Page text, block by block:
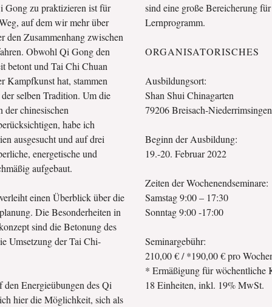
Gong zu praktizieren ist für
auf dem wir mehr über
den Zusammenhang zwischen
Obwohl Qi Gong den
betont und Tai Chi Chuan
Kampfkunst hat, stammen
selben Tradition. Um die
der chinesischen
habe ich
ausgesucht und auf drei
energetische und
aufgebaut.
einen Überblick über die
Die Besonderheiten in
sind die Betonung des
Umsetzung der Tai Chi-
Energieübungen des Qi
hier die Möglichkeit, sich als
sind eine große Bereicherung
Lernprogramm.
ORGANISATORISCHES
Ausbildungsort:
Shan Shui Chinagarten
79206 Breisach-
Beginn der Ausbildung:
19.-20. Februar 2022
Zeiten der Wochenendseminare:
Samstag 9:00 – 17:30
Sonntag 9:00 -17:00
Seminargebühr:
210,00 € / *190,00 € pro
* Ermäßigung für wöchentliche
18 Einheiten, inkl. 19% MwSt.